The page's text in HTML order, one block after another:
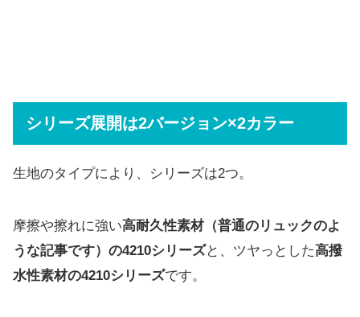
シリーズ展開は2バージョン×2カラー
生地のタイプにより、シリーズは2つ。
摩擦や擦れに強い高耐久性素材（普通のリュックのよ
うな記事です）の4210シリーズと、ツヤっとした高撥
水性素材の4210シリーズです。